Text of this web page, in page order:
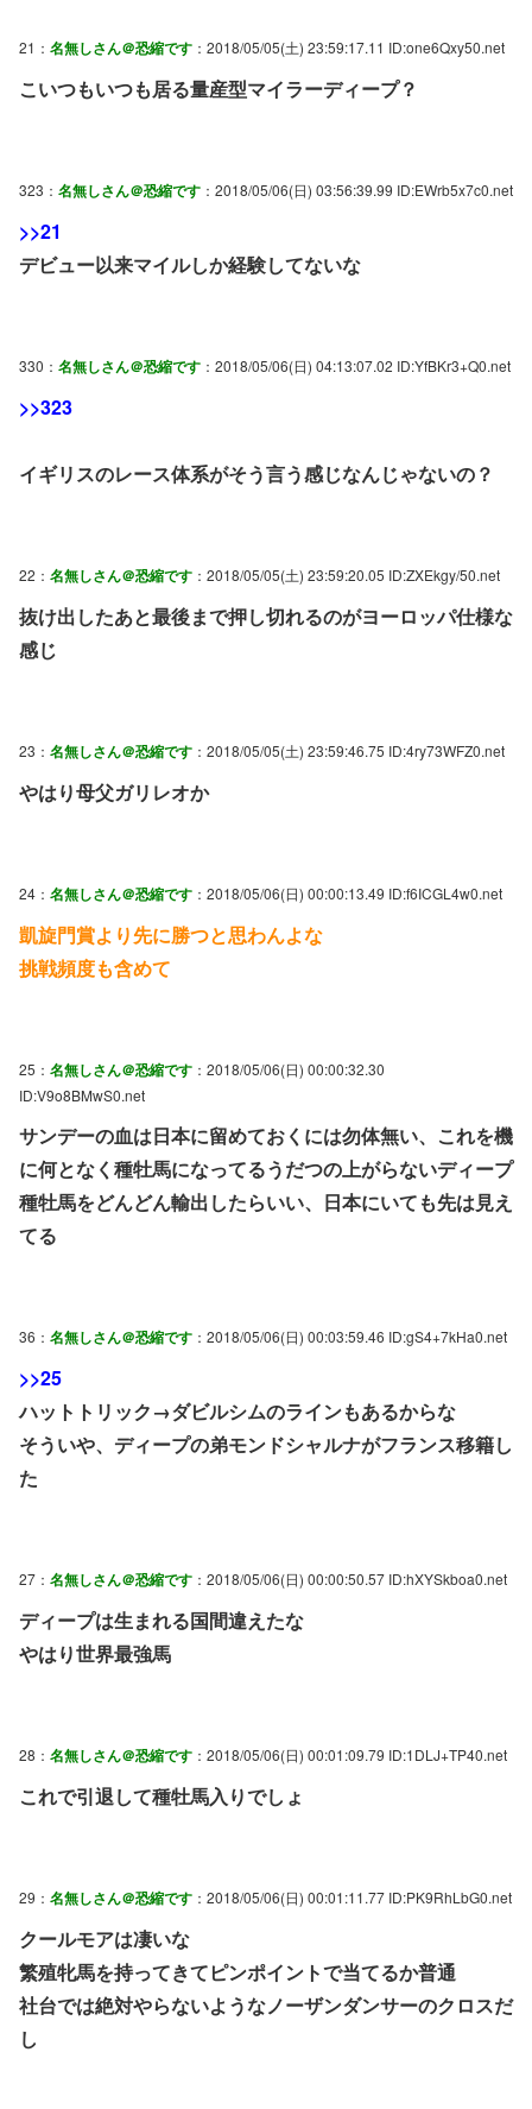
21： 名無しさん＠恐縮です ：2018/05/05(土) 23:59:17.11 ID:one6Qxy50.net
こいつもいつも居る量産型マイラーディープ？
323： 名無しさん＠恐縮です ：2018/05/06(日) 03:56:39.99 ID:EWrb5x7c0.net
>>21
デビュー以来マイルしか経験してないな
330： 名無しさん＠恐縮です ：2018/05/06(日) 04:13:07.02 ID:YfBKr3+Q0.net
>>323
イギリスのレース体系がそう言う感じなんじゃないの？
22： 名無しさん＠恐縮です ：2018/05/05(土) 23:59:20.05 ID:ZXEkgy/50.net
抜け出したあと最後まで押し切れるのがヨーロッパ仕様な
感じ
23： 名無しさん＠恐縮です ：2018/05/05(土) 23:59:46.75 ID:4ry73WFZ0.net
やはり母父ガリレオか
24： 名無しさん＠恐縮です ：2018/05/06(日) 00:00:13.49 ID:f6ICGL4w0.net
凱旋門賞より先に勝つと思わんよな
挑戦頻度も含めて
25： 名無しさん＠恐縮です ：2018/05/06(日) 00:00:32.30
ID:V9o8BMwS0.net
サンデーの血は日本に留めておくには勿体無い、これを機
に何となく種牡馬になってるうだつの上がらないディープ
種牡馬をどんどん輸出したらいい、日本にいても先は見え
てる
36： 名無しさん＠恐縮です ：2018/05/06(日) 00:03:59.46 ID:gS4+7kHa0.net
>>25
ハットトリック→ダビルシムのラインもあるからな
そういや、ディープの弟モンドシャルナがフランス移籍し
た
27： 名無しさん＠恐縮です ：2018/05/06(日) 00:00:50.57 ID:hXYSkboa0.net
ディープは生まれる国間違えたな
やはり世界最強馬
28： 名無しさん＠恐縮です ：2018/05/06(日) 00:01:09.79 ID:1DLJ+TP40.net
これで引退して種牡馬入りでしょ
29： 名無しさん＠恐縮です ：2018/05/06(日) 00:01:11.77 ID:PK9RhLbG0.net
クールモアは凄いな
繁殖牝馬を持ってきてピンポイントで当てるか普通
社台では絶対やらないようなノーザンダンサーのクロスだ
し